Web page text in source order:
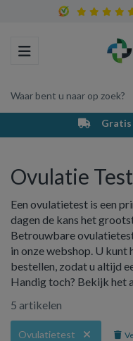
Toggle navigation
Waar bent u naar op zoek?
Winkelwagen
Uw
Vul
Gratis
Ovulatie Test
Een ovulatietest is een
dagen de kans het
Betrouwbare
in onze webshop. U
bestellen, zodat u altijd
Handig toch? Bekijk het
5 artikelen
Ovulatietest